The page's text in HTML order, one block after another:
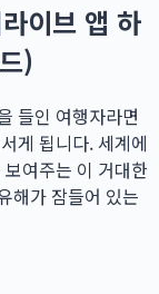
이브 앱 하
)
들인 여행자라면
게 됩니다. 세계에
여주는 이 거대한
해가 잠들어 있는